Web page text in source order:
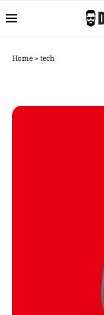
Home» tech